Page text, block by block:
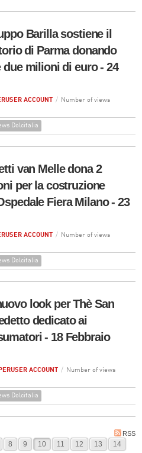
Barilla sostiene il
di Parma donando
due milioni di euro - 24
ACCOUNT /
Number of views
Dolcitalia
van Melle dona 2
per la costruzione
Fiera Milano - 23
ACCOUNT /
Number of views
Dolcitalia
look per Thè San
dedicato ai
- 18 Febbraio
ACCOUNT /
Number of views
Dolcitalia
RSS
8 9 10 11 12 13 14